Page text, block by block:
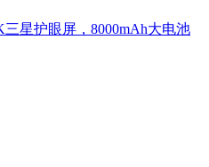
三星护眼屏，8000mAh大电池